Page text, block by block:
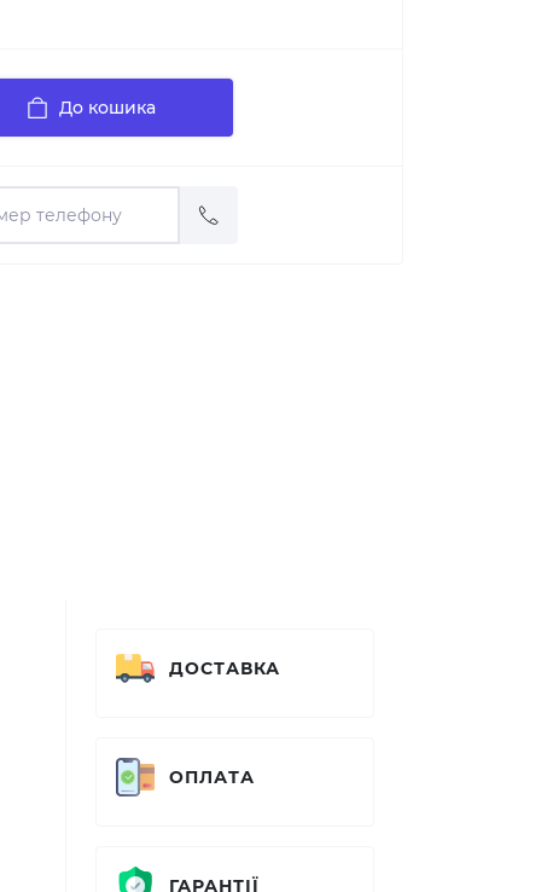
До кошика
ДОСТАВКА
ОПЛАТА
ГАРАНТІЇ